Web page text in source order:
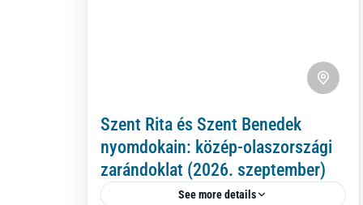
Szent Rita és Szent Benedek
nyomdokain: közép-olaszországi
zarándoklat (2026. szeptember)
See more details